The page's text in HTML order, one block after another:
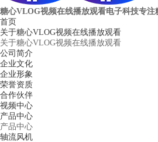
糖心VLOG视频在线播放观看电子科技专注
首页
关于糖心VLOG视频在线播放观看
关于糖心VLOG视频在线播放观看
公司简介
企业文化
企业形象
荣誉资质
合作伙伴
视频中心
产品中心
产品中心
轴流风机